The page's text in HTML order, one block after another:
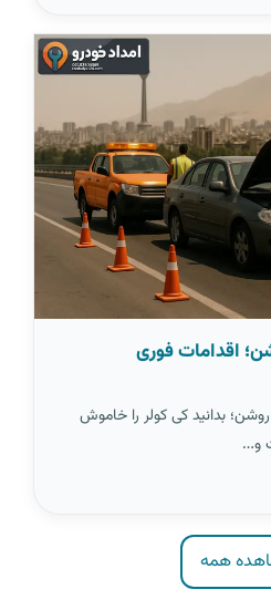
اقدامات فوری
روشن؛ بدانید کی کولر را خاموش
و…
همه